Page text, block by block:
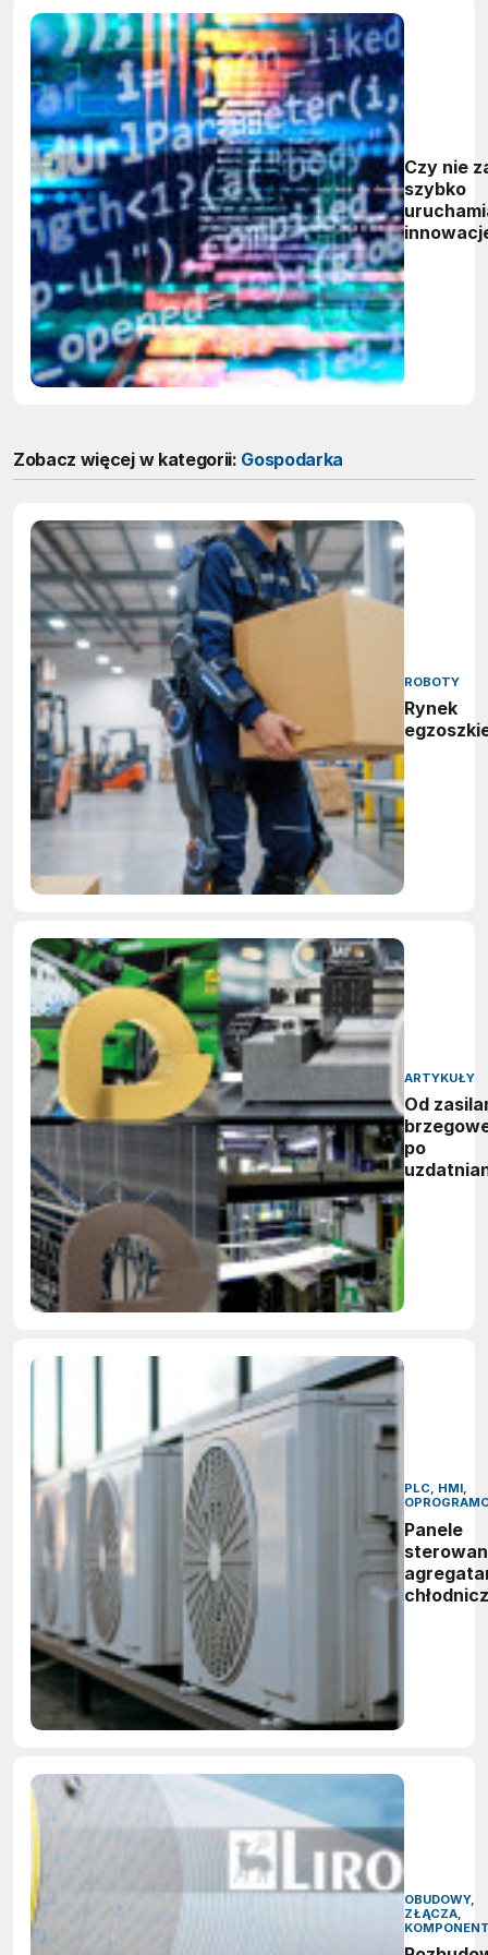
Czy nie
szybko
Zobacz więcej w kategorii: Gospodarka
ROBOTY
Rynek
ARTYKUŁY
Od
po
PLC, HMI,
Panele
OBUDOWY,
ZŁĄCZA,